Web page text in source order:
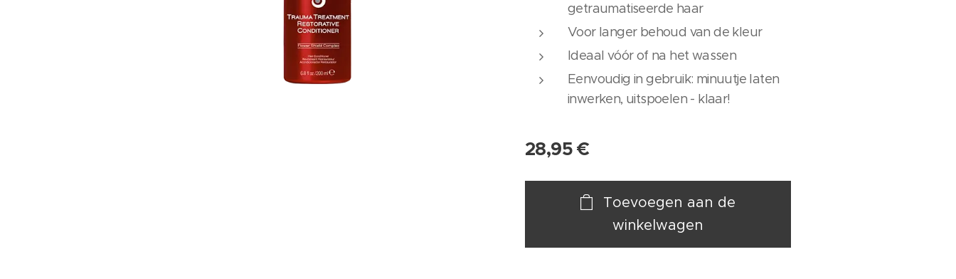
getraumatiseerde haar
Voor langer behoud van de kleur
Ideaal vóór of na het wassen
Eenvoudig in gebruik: minuutje laten
inwerken, uitspoelen - klaar!
28,95€
Toevoegen aan de
winkelwagen